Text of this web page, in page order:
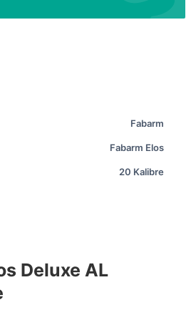
Fabarm
Fabarm Elos
20 Kalibre
Deluxe AL